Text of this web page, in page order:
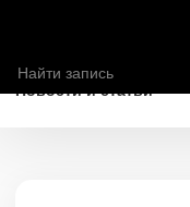
Новости и статьи